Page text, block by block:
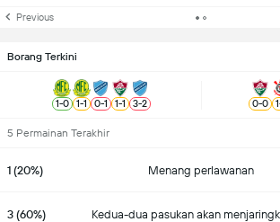
Previous
Borang Terkini
1-0 1-1 0-1 1-1 3-2 0-0 1
5 Permainan Terakhir
1 (20%) Menang perlawanan
3 (60%) Kedua-dua pasukan akan